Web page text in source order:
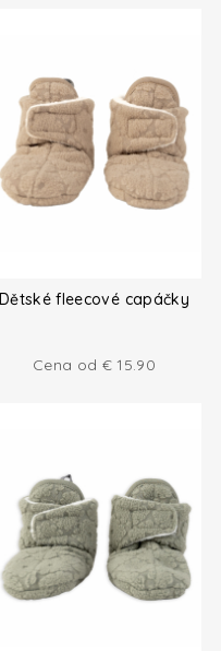
Dětské fleecové capáčky
Cena od € 15.90